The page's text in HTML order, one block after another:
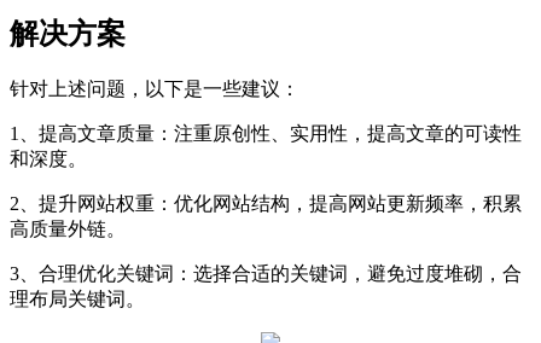
解决方案
针对上述问题，以下是一些建议：
1、提高文章质量：注重原创性、实用性，提高文章的可读性
和深度。
2、提升网站权重：优化网站结构，提高网站更新频率，积累
高质量外链。
3、合理优化关键词：选择合适的关键词，避免过度堆砌，合
理布局关键词。